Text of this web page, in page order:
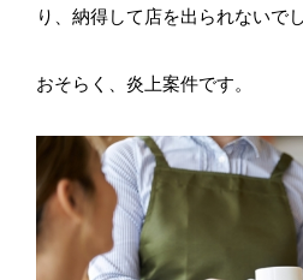
り、納得して店を出られないでし
おそらく、炎上案件です。